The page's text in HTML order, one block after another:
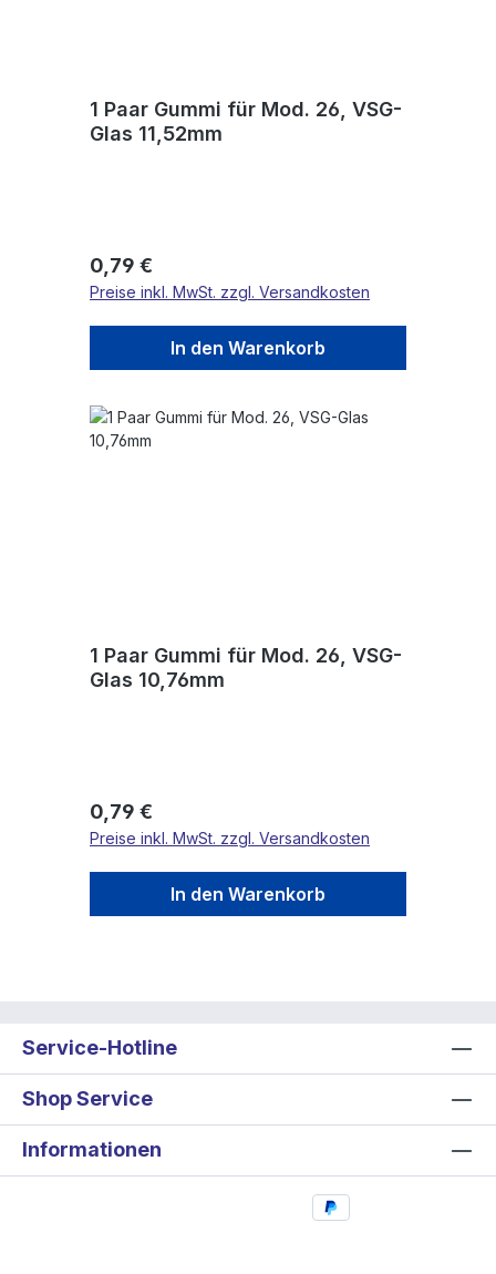
1 Paar Gummi für Mod. 26, VSG-
Glas 11,52mm
Regulärer Preis:
0,79 €
Preise inkl. MwSt. zzgl. Versandkosten
In den Warenkorb
1 Paar Gummi für Mod. 26, VSG-
Glas 10,76mm
Regulärer Preis:
0,79 €
Preise inkl. MwSt. zzgl. Versandkosten
In den Warenkorb
Service-Hotline
Shop Service
Informationen